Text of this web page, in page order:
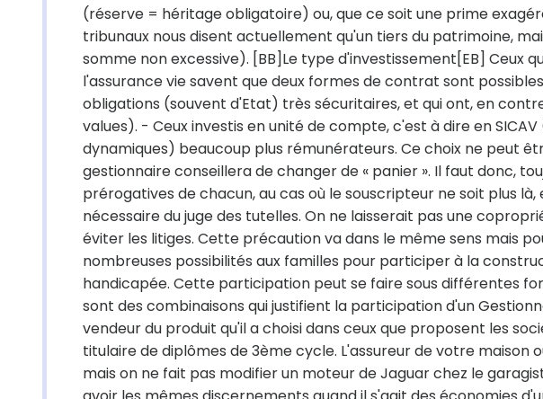
(réserve = héritage obligatoire) ou, que ce soit une prime
tribunaux nous disent actuellement qu'un tiers du patrimoine,
somme non excessive). [BB]Le type d'investissement[EB] Ceux
l'assurance vie savent que deux formes de contrat sont
obligations (souvent d'Etat) très sécuritaires, et qui ont, en
values). - Ceux investis en unité de compte, c'est à dire en
dynamiques) beaucoup plus rémunérateurs. Ce choix ne peut
gestionnaire conseillera de changer de « panier ». Il faut donc,
prérogatives de chacun, au cas où le souscripteur ne soit plus
nécessaire du juge des tutelles. On ne laisserait pas une
éviter les litiges. Cette précaution va dans le même sens mais
nombreuses possibilités aux familles pour participer à la
handicapée. Cette participation peut se faire sous différentes
sont des combinaisons qui justifient la participation d'un
vendeur du produit qu'il a choisi dans ceux que proposent les
titulaire de diplômes de 3ème cycle. L'assureur de votre maison
mais on ne fait pas modifier un moteur de Jaguar chez le